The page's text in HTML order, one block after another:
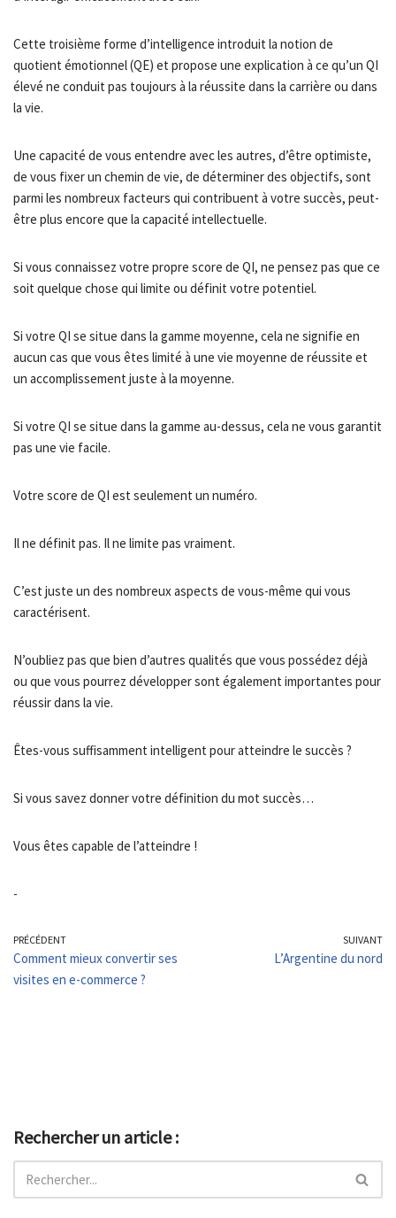
Cette troisième forme d’intelligence introduit la notion de
quotient émotionnel (QE) et propose une explication à ce qu’un QI
élevé ne conduit pas toujours à la réussite dans la carrière ou dans
la vie.
Une capacité de vous entendre avec les autres, d’être optimiste,
de vous fixer un chemin de vie, de déterminer des objectifs, sont
parmi les nombreux facteurs qui contribuent à votre succès, peut-
être plus encore que la capacité intellectuelle.
Si vous connaissez votre propre score de QI, ne pensez pas que ce
soit quelque chose qui limite ou définit votre potentiel.
Si votre QI se situe dans la gamme moyenne, cela ne signifie en
aucun cas que vous êtes limité à une vie moyenne de réussite et
un accomplissement juste à la moyenne.
Si votre QI se situe dans la gamme au-dessus, cela ne vous garantit
pas une vie facile.
Votre score de QI est seulement un numéro.
Il ne définit pas. Il ne limite pas vraiment.
C’est juste un des nombreux aspects de vous-même qui vous
caractérisent.
N’oubliez pas que bien d’autres qualités que vous possédez déjà
ou que vous pourrez développer sont également importantes pour
réussir dans la vie.
Êtes-vous suffisamment intelligent pour atteindre le succès ?
Si vous savez donner votre définition du mot succès…
Vous êtes capable de l’atteindre !
-
PRÉCÉDENT
Comment mieux convertir ses
visites en e-commerce ?
SUIVANT
L’Argentine du nord
Rechercher un article :